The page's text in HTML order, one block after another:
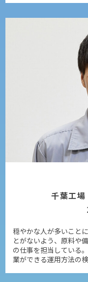
千葉工
穏やかな人が多いこと
とがないよう、原料や
の仕事を担当している
業ができる運用方法の